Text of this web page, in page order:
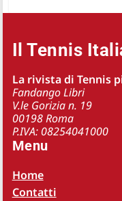
Il Tennis
La rivista di Tennis
Fandango Libri
V.le Gorizia n. 19
00198 Roma
P.IVA: 08254041000
Menu
Home
Contatti